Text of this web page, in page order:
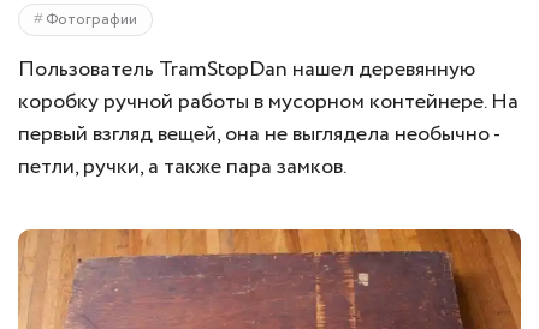
Фотографии
Пользователь TramStopDan нашел деревянную
коробку ручной работы в мусорном контейнере. На
первый взгляд вещей, она не выглядела необычно -
петли, ручки, а также пара замков.